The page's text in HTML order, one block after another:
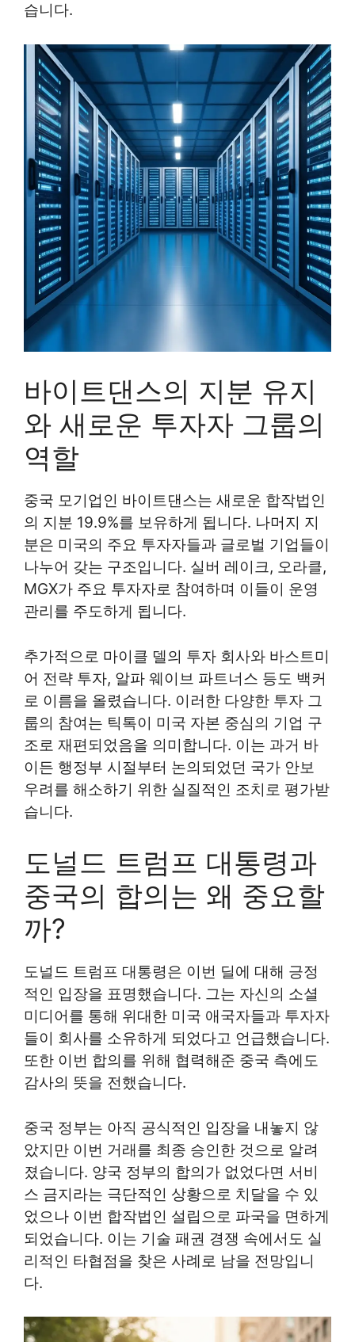
습니다.
바이트댄스의 지분 유지
와 새로운 투자자 그룹의
역할
중국 모기업인 바이트댄스는 새로운 합작법인
의 지분 19.9%를 보유하게 됩니다. 나머지 지
분은 미국의 주요 투자자들과 글로벌 기업들이
나누어 갖는 구조입니다. 실버 레이크, 오라클,
MGX가 주요 투자자로 참여하며 이들이 운영
관리를 주도하게 됩니다.
추가적으로 마이클 델의 투자 회사와 바스트미
어 전략 투자, 알파 웨이브 파트너스 등도 백커
로 이름을 올렸습니다. 이러한 다양한 투자 그
룹의 참여는 틱톡이 미국 자본 중심의 기업 구
조로 재편되었음을 의미합니다. 이는 과거 바
이든 행정부 시절부터 논의되었던 국가 안보
우려를 해소하기 위한 실질적인 조치로 평가받
습니다.
도널드 트럼프 대통령과
중국의 합의는 왜 중요할
까?
도널드 트럼프 대통령은 이번 딜에 대해 긍정
적인 입장을 표명했습니다. 그는 자신의 소셜
미디어를 통해 위대한 미국 애국자들과 투자자
들이 회사를 소유하게 되었다고 언급했습니다.
또한 이번 합의를 위해 협력해준 중국 측에도
감사의 뜻을 전했습니다.
중국 정부는 아직 공식적인 입장을 내놓지 않
았지만 이번 거래를 최종 승인한 것으로 알려
졌습니다. 양국 정부의 합의가 없었다면 서비
스 금지라는 극단적인 상황으로 치달을 수 있
었으나 이번 합작법인 설립으로 파국을 면하게
되었습니다. 이는 기술 패권 경쟁 속에서도 실
리적인 타협점을 찾은 사례로 남을 전망입니
다.